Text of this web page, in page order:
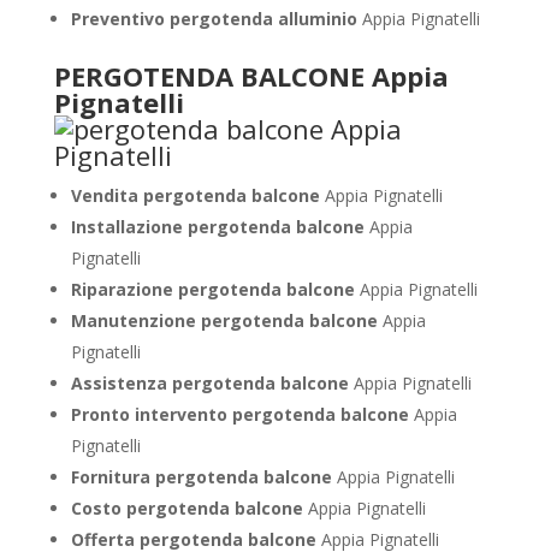
Preventivo pergotenda alluminio Appia Pignatelli
PERGOTENDA BALCONE Appia
Pignatelli
Vendita pergotenda balcone Appia Pignatelli
Installazione pergotenda balcone Appia
Pignatelli
Riparazione pergotenda balcone Appia Pignatelli
Manutenzione pergotenda balcone Appia
Pignatelli
Assistenza pergotenda balcone Appia Pignatelli
Pronto intervento pergotenda balcone Appia
Pignatelli
Fornitura pergotenda balcone Appia Pignatelli
Costo pergotenda balcone Appia Pignatelli
Offerta pergotenda balcone Appia Pignatelli